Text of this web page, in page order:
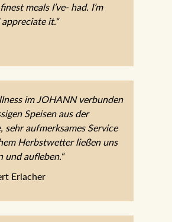
meals I’ve- had. I’m
it.“
im JOHANN verbunden
Speisen aus der
sehr aufmerksames Service
Herbstwetter ließen uns
und aufleben.“
Erlacher